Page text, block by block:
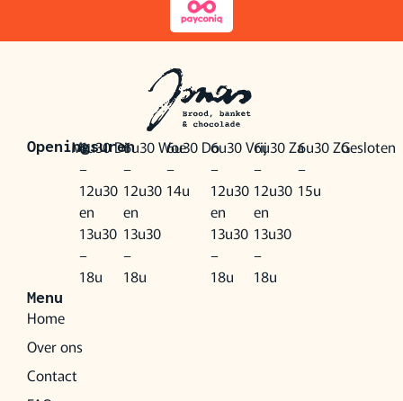
Openingsuren
Ma6u30
–
12u30
en
13u30
–
18u
Di6u30
–
12u30
en
13u30
–
18u
Woe
6u30
–
14u
Do6u30
–
12u30
en
13u30
–
18u
Vrij
6u30
–
12u30
en
13u30
–
18u
Za6u30
–
15u
ZoGesloten
Menu
Home
Over ons
Contact